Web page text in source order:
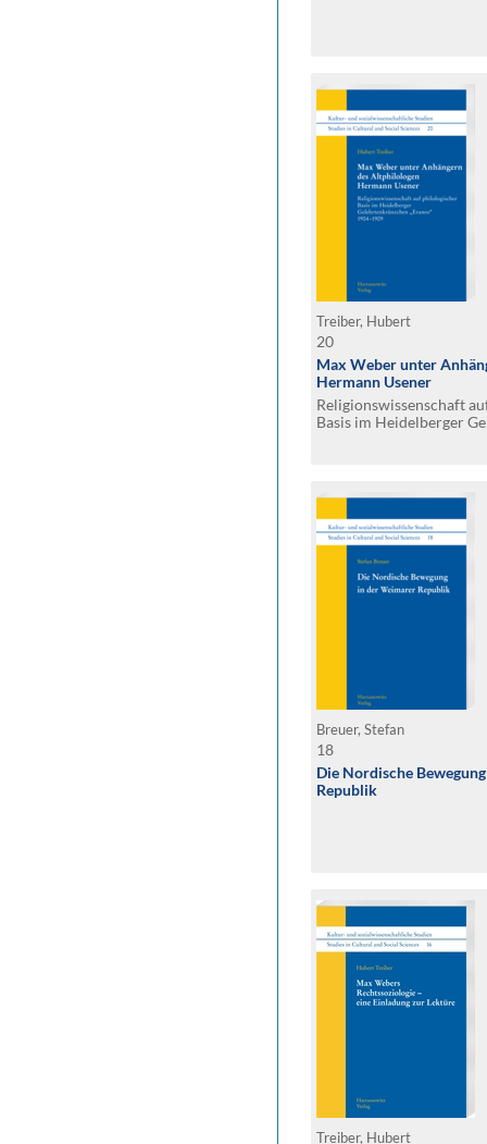
Treiber, Hubert
20
Max Weber unter
Hermann Usener
Religionswissenschaft
Basis im Heidelberger
Breuer, Stefan
18
Die Nordische
Republik
Treiber, Hubert